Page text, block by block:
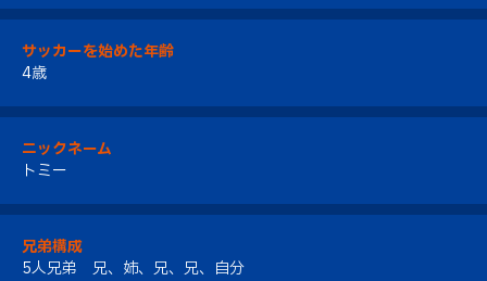
サッカーを始めた年齢
4歳
ニックネーム
トミー
兄弟構成
5人兄弟 兄、姉、兄、兄、自分